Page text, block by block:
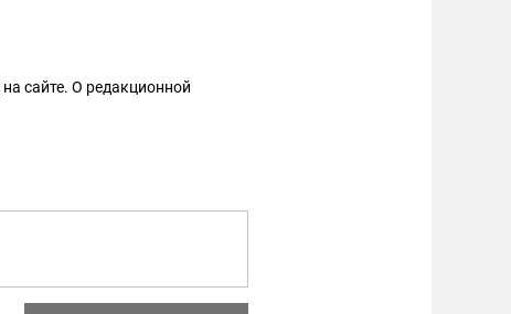
на сайте. О редакционной